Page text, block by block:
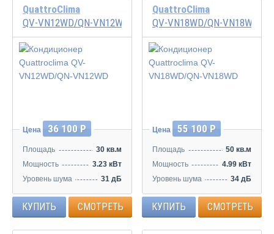
QuattroClima
QV-VN12WD/QN-VN12WD
Цена 36 100 Р
Площадь
30 кв.м
Мощность
3.23 кВт
Уровень шума
31 дБ
КУПИТЬ СМОТРЕТЬ
QuattroClima
QV-VN18WD/QN-VN18WD
Цена 55 100 Р
Площадь
50 кв.м
Мощность
4.99 кВт
Уровень шума
34 дБ
КУПИТЬ СМОТРЕТЬ